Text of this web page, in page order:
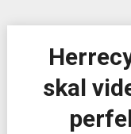
skal